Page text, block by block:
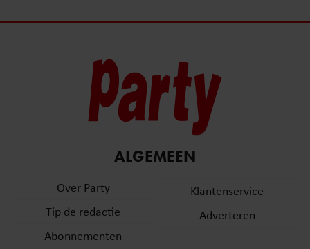
ALGEMEEN
Over Party
Tip de redactie
Abonnementen
Klantenservice
Adverteren